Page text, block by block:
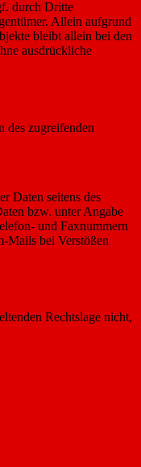
durch Dritte
Allein aufgrund
bleibt allein bei den
ausdrückliche
des zugreifenden
Daten seitens des
bzw. unter Angabe
und Faxnummern
Mails bei Verstößen
Rechtslage nicht,